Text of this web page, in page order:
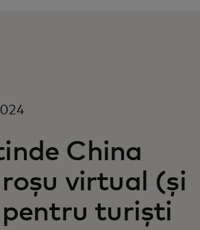
lume
China
virtual (și
turiști